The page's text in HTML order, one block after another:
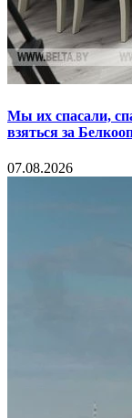
Мы их спасали,
взяться за
07.08.2026